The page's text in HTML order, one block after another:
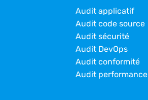
Audit applicatif
Audit code source
Audit sécurité
Audit DevOps
Audit conformité
Audit performance